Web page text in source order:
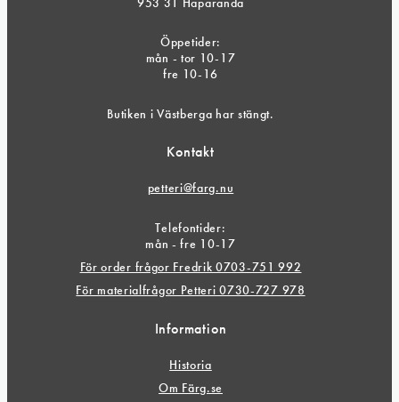
Öppetider:
mån - tor 10-17
fre 10-16
Butiken i Västberga har stängt.
Kontakt
petteri@farg.nu
Telefontider:
mån - fre 10-17
För order frågor Fredrik 0703-751 992
För materialfrågor Petteri 0730-727 978
Information
Historia
Om Färg.se